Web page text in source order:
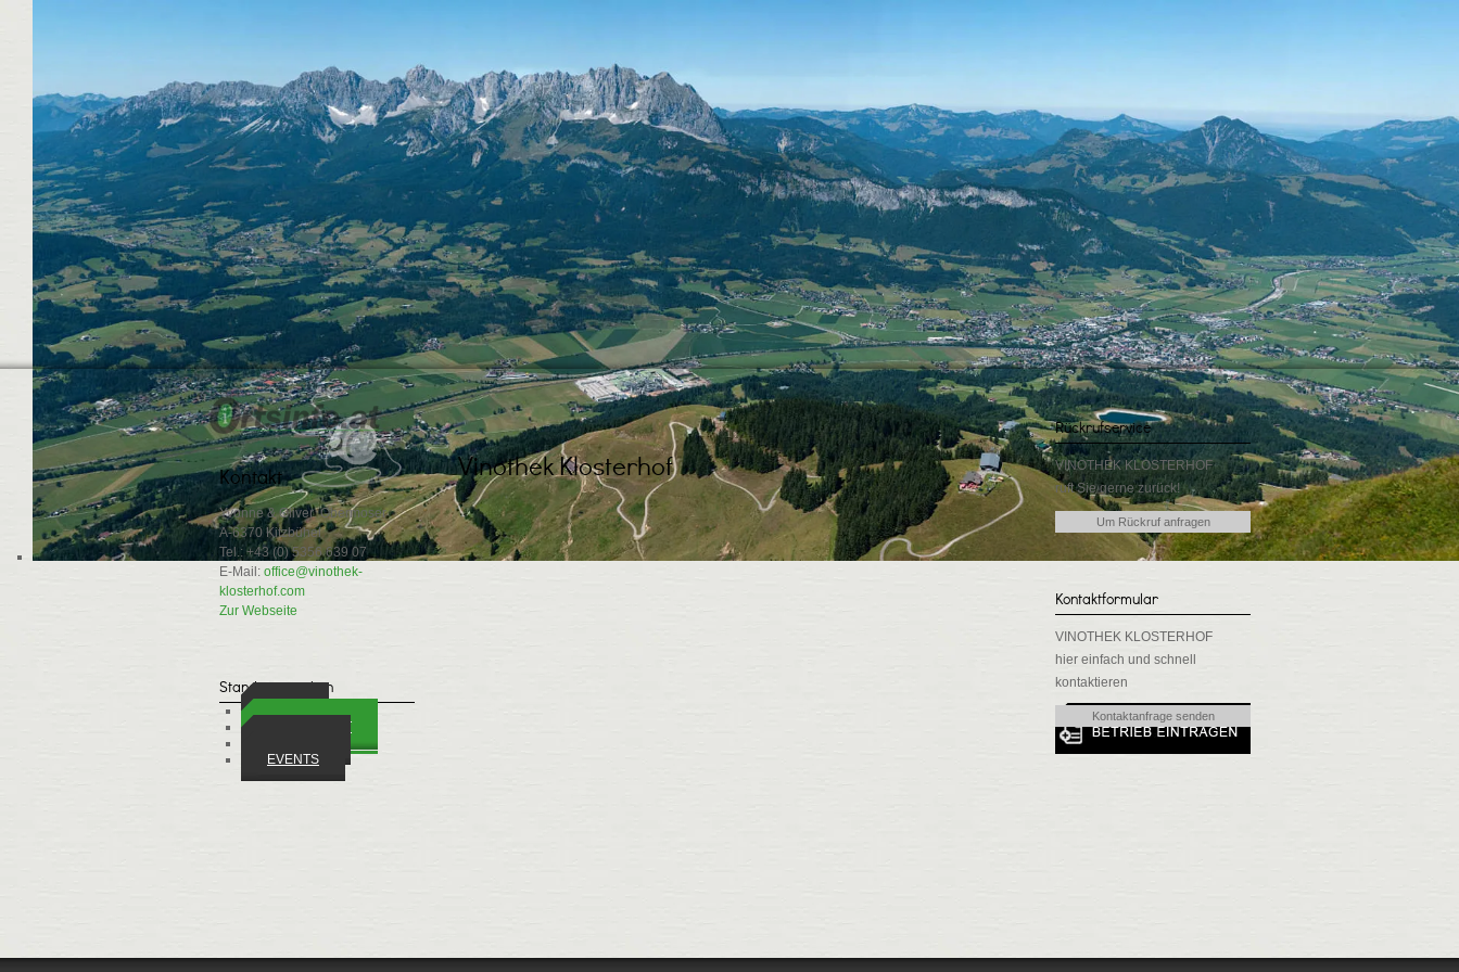
WIRTSCHAFT
EVENTS
Kontakt
Yvonne & Oliver Obermoser
A-6370 Kitzbühel
Tel.: +43 (0) 5356 639 07
E-Mail: office@vinothek-
klosterhof.com
Zur Webseite
Standort ansehen
Vinothek Klosterhof
Rückrufservice
VINOTHEK KLOSTERHOF
ruft Sie gerne zurück!
Um Rückruf anfragen
Kontaktformular
VINOTHEK KLOSTERHOF
hier einfach und schnell
kontaktieren
Kontaktanfrage senden